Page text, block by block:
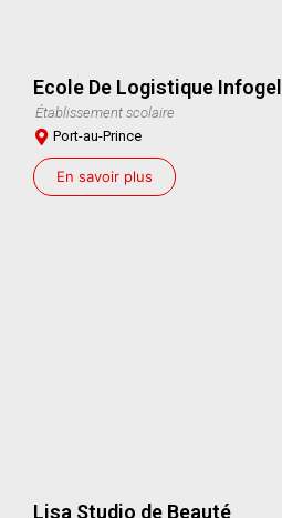
Ecole De Logistique Infogel
Établissement scolaire
Port-au-Prince
En savoir plus
Lisa Studio de Beauté